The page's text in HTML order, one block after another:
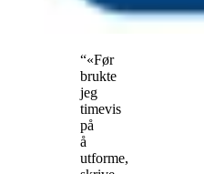
“«Før
brukte
jeg
timevis
på
å
utforme,